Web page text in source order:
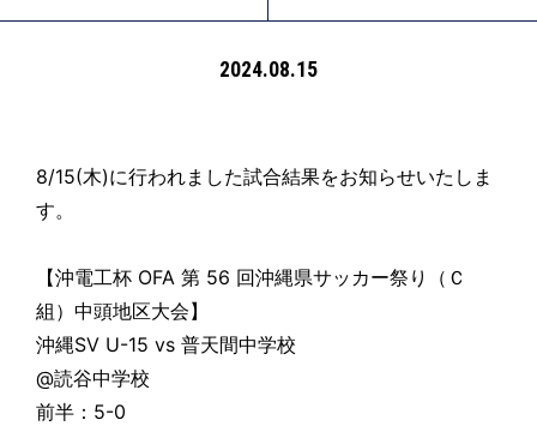
2024.08.15
8/15(木)に行われました試合結果をお知らせいたしま
す。
【沖電工杯 OFA 第 56 回沖縄県サッカー祭り（Ｃ
組）中頭地区大会】
沖縄SV U-15 vs 普天間中学校
@読谷中学校
前半：5-0